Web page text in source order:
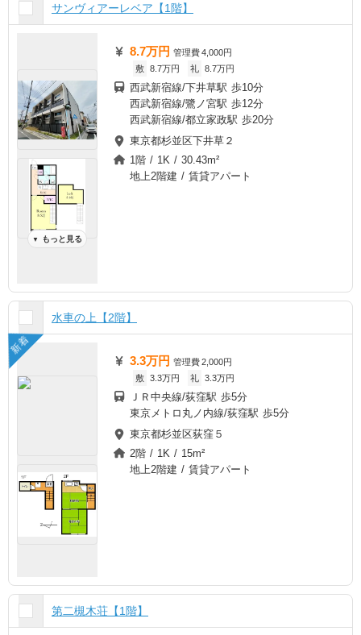
サンヴィアーレベア【1階】
▼ もっと見る
8.7万円 管理費4,000円
敷 8.7万円 礼 8.7万円
西武新宿線/下井草駅 歩10分
西武新宿線/鷺ノ宮駅 歩12分
西武新宿線/都立家政駅 歩20分
東京都杉並区下井草２
1階 / 1K / 30.43m²
地上2階建 / 賃貸アパート
水車の上【2階】
新着
3.3万円 管理費2,000円
敷 3.3万円 礼 3.3万円
ＪＲ中央線/荻窪駅 歩5分
東京メトロ丸ノ内線/荻窪駅 歩5分
東京都杉並区荻窪５
2階 / 1K / 15m²
地上2階建 / 賃貸アパート
第二槻木荘【1階】